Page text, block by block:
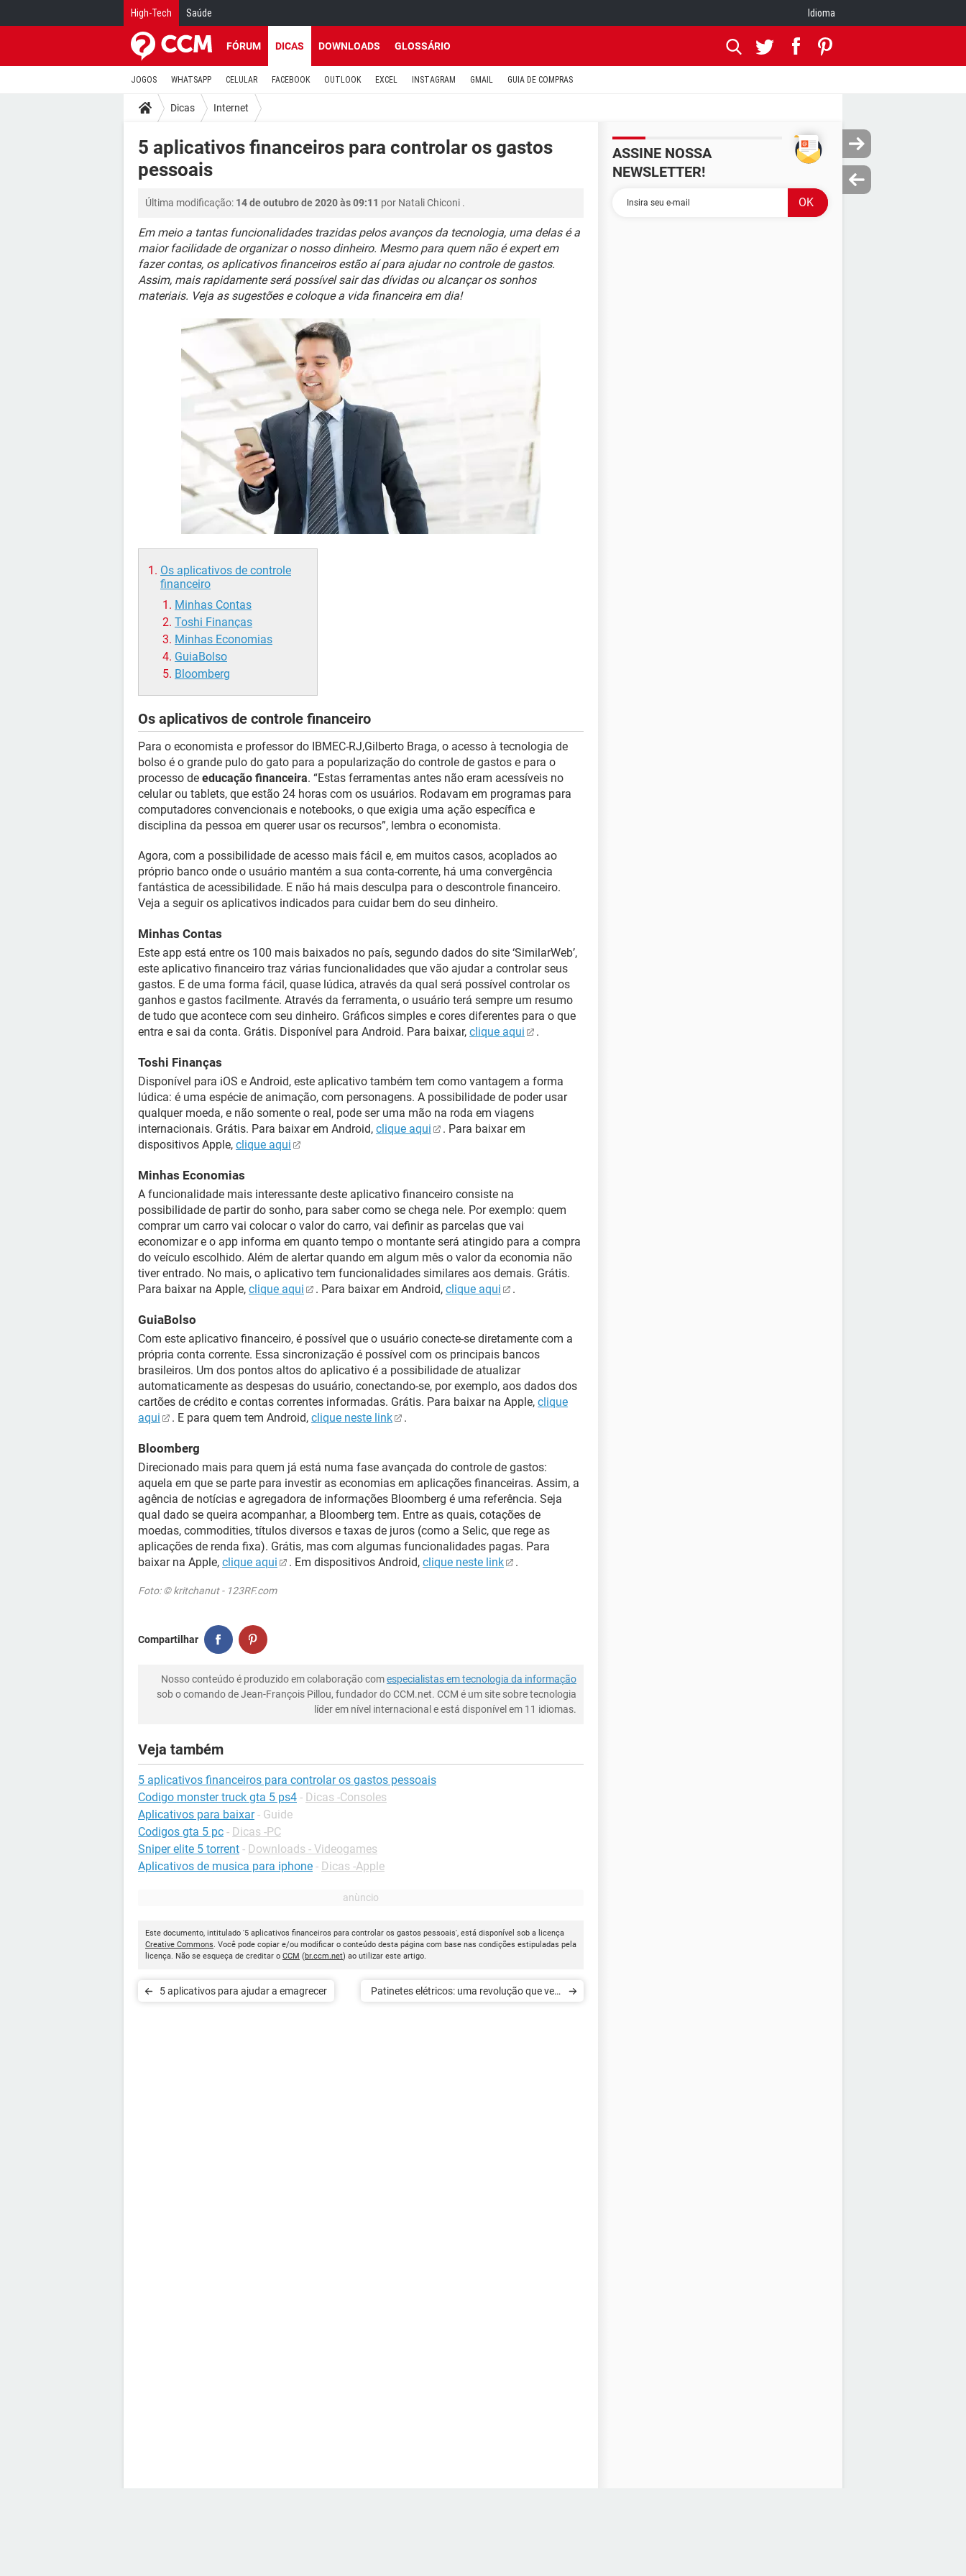
High-Tech Saúde Idioma
FÓRUM DICAS DOWNLOADS GLOSSÁRIO
JOGOS WHATSAPP CELULAR FACEBOOK OUTLOOK EXCEL INSTAGRAM GMAIL GUIA DE COMPRAS
Dicas Internet
5 aplicativos financeiros para controlar os gastos
pessoais
Última modificação: 14 de outubro de 2020 às 09:11 por Natali Chiconi .
Em meio a tantas funcionalidades trazidas pelos avanços da tecnologia, uma delas é a
maior facilidade de organizar o nosso dinheiro. Mesmo para quem não é expert em
fazer contas, os aplicativos financeiros estão aí para ajudar no controle de gastos.
Assim, mais rapidamente será possível sair das dívidas ou alcançar os sonhos
materiais. Veja as sugestões e coloque a vida financeira em dia!
Os aplicativos de controle
financeiro
Minhas Contas
Toshi Finanças
Minhas Economias
GuiaBolso
Bloomberg
Os aplicativos de controle financeiro
Para o economista e professor do IBMEC-RJ,Gilberto Braga, o acesso à tecnologia de
bolso é o grande pulo do gato para a popularização do controle de gastos e para o
processo de educação financeira. “Estas ferramentas antes não eram acessíveis no
celular ou tablets, que estão 24 horas com os usuários. Rodavam em programas para
computadores convencionais e notebooks, o que exigia uma ação específica e
disciplina da pessoa em querer usar os recursos”, lembra o economista.
Agora, com a possibilidade de acesso mais fácil e, em muitos casos, acoplados ao
próprio banco onde o usuário mantém a sua conta-corrente, há uma convergência
fantástica de acessibilidade. E não há mais desculpa para o descontrole financeiro.
Veja a seguir os aplicativos indicados para cuidar bem do seu dinheiro.
Minhas Contas
Este app está entre os 100 mais baixados no país, segundo dados do site ‘SimilarWeb’,
este aplicativo financeiro traz várias funcionalidades que vão ajudar a controlar seus
gastos. E de uma forma fácil, quase lúdica, através da qual será possível controlar os
ganhos e gastos facilmente. Através da ferramenta, o usuário terá sempre um resumo
de tudo que acontece com seu dinheiro. Gráficos simples e cores diferentes para o que
entra e sai da conta. Grátis. Disponível para Android. Para baixar, clique aqui .
Toshi Finanças
Disponível para iOS e Android, este aplicativo também tem como vantagem a forma
lúdica: é uma espécie de animação, com personagens. A possibilidade de poder usar
qualquer moeda, e não somente o real, pode ser uma mão na roda em viagens
internacionais. Grátis. Para baixar em Android, clique aqui
. Para baixar em
dispositivos Apple, clique aqui
Minhas Economias
A funcionalidade mais interessante deste aplicativo financeiro consiste na
possibilidade de partir do sonho, para saber como se chega nele. Por exemplo: quem
comprar um carro vai colocar o valor do carro, vai definir as parcelas que vai
economizar e o app informa em quanto tempo o montante será atingido para a compra
do veículo escolhido. Além de alertar quando em algum mês o valor da economia não
tiver entrado. No mais, o aplicativo tem funcionalidades similares aos demais. Grátis.
Para baixar na Apple, clique aqui . Para baixar em Android, clique aqui .
GuiaBolso
Com este aplicativo financeiro, é possível que o usuário conecte-se diretamente com a
própria conta corrente. Essa sincronização é possível com os principais bancos
brasileiros. Um dos pontos altos do aplicativo é a possibilidade de atualizar
automaticamente as despesas do usuário, conectando-se, por exemplo, aos dados dos
cartões de crédito e contas correntes informadas. Grátis. Para baixar na Apple, clique
aqui
. E para quem tem Android, clique neste link .
Bloomberg
Direcionado mais para quem já está numa fase avançada do controle de gastos:
aquela em que se parte para investir as economias em aplicações financeiras. Assim, a
agência de notícias e agregadora de informações Bloomberg é uma referência. Seja
qual dado se queira acompanhar, a Bloomberg tem. Entre as quais, cotações de
moedas, commodities, títulos diversos e taxas de juros (como a Selic, que rege as
aplicações de renda fixa). Grátis, mas com algumas funcionalidades pagas. Para
baixar na Apple, clique aqui . Em dispositivos Android, clique neste link .
Foto: © kritchanut - 123RF.com
Compartilhar
Nosso conteúdo é produzido em colaboração comespecialistas em tecnologia da informação
sob o comando de Jean-François Pillou, fundador do CCM.net. CCM é um site sobre tecnologia
líder em nível internacional e está disponível em 11 idiomas.
Veja também
5 aplicativos financeiros para controlar os gastos pessoais
Codigo monster truck gta 5 ps4 - Dicas -Consoles
Aplicativos para baixar - Guide
Codigos gta 5 pc - Dicas -PC
Sniper elite 5 torrent - Downloads - Videogames
Aplicativos de musica para iphone - Dicas -Apple
Este documento, intitulado '5 aplicativos financeiros para controlar os gastos pessoais', está disponível sob a licença
Creative Commons. Você pode copiar e/ou modificar o conteúdo desta página com base nas condições estipuladas pela
licença. Não se esqueça de creditar o CCM (br.ccm.net) ao utilizar este artigo.
5 aplicativos para ajudar a emagrecer
Patinetes elétricos: uma revolução que veio
ASSINE NOSSA
NEWSLETTER!